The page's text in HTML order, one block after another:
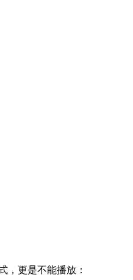
，更是不能播放：